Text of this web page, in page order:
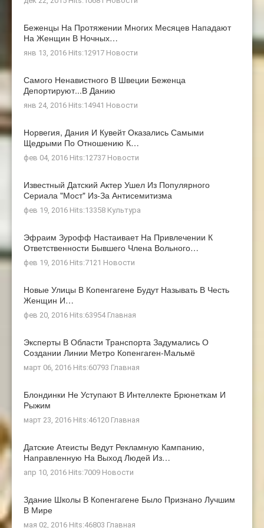
Беженцы На Протяжении Многих Месяцев Нападают
На Женщин В Ночных…
янв 13, 2016 Hits:12917 Новости
Самого Ненавистного В Швеции Беженца
Депортируют...в Данию
янв 24, 2016 Hits:14941 Новости
Норвегия, Дания И Кувейт Оказались Самыми
Щедрыми По Отношению К…
фев 04, 2016 Hits:12737 Новости
Известный Датский Актер Ушел Из Популярного
Сериала "Мост" Из-За Антисемитизма
фев 19, 2016 Hits:13358 Культура
Эфраим Зурофф Настаивает На Привлечении К
Ответственности Бывшего Члена Вольного…
фев 19, 2016 Hits:7121 Новости
Новые Улицы В Копенгагене Будут Называть В Честь
Женщин И…
фев 20, 2016 Hits:63954 Главная
Эксперты В Области Транспорта Задумались О
Создании Линии Метро Копенгаген-Мальмё
март 06, 2016 Hits:60793 Главная
Блондинки Не Уступают В Интеллекте Брюнеткам И
Рыжим
март 23, 2016 Hits:46120 Главная
Датские Атеисты Ведут Рекламную Кампанию,
Направленную На Выход Людей Из…
апр 10, 2016 Hits:7009 Новости
Здание Школы В Копенгагене Было Признано Лучшим
В Мире
мая 02, 2016 Hits:46803 Главная